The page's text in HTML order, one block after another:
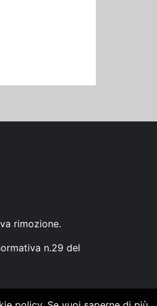
rimozione.
n.29 del